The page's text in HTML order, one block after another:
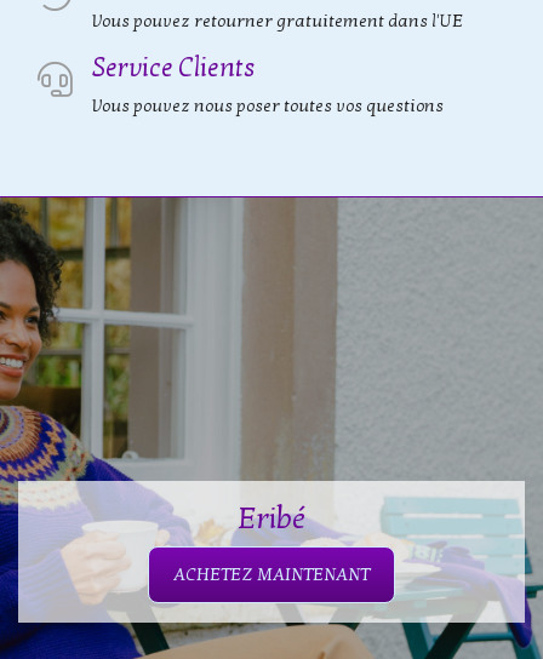
Vous pouvez retourner gratuitement dans l'UE
Service Clients
Vous pouvez nous poser toutes vos questions
Eribé
ACHETEZ MAINTENANT